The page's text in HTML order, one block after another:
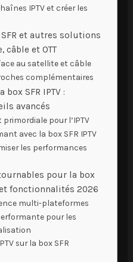
IPTV et créer les
et autres solutions
et OTT
face au satellite et câble
complémentaires
SFR IPTV :
avancés
pour l’IPTV
avec la box SFR IPTV
les performances
pour la box
fonctionnalités 2026
multi-plateformes
pour les
sur la box SFR